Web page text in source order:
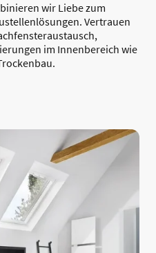
wir Liebe zum
Vertrauen
im Innenbereich wie